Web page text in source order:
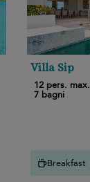
Villa Sip
12 pers. max.
7 bagni
Breakfast